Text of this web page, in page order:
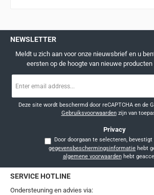
NEWSLETTER
Meldt u zich aan voor onze nieuwsbrief en u
eersten op de hoogte van nieuwe producten
mailadres
Deze site wordt beschermd door reCAPTCHA en de
Gebruiksvoorwaardenzijn van
Privacy
gegevensbeschermingsinformatie
algemene voorwaardenhebt
SERVICE HOTLINE
Ondersteuning en advies via: